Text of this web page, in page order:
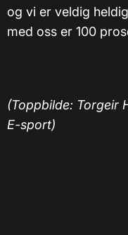
og vi er veldig
med oss er 100
(Toppbilde: Torgeir
E-sport)